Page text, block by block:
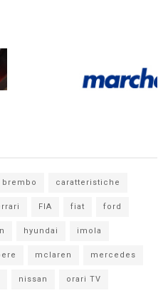
brembo caratteristiche
FIA fiat ford
hyundai imola
mclaren mercedes
nissan orari TV